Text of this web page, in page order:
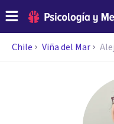
Chile Viña del Mar